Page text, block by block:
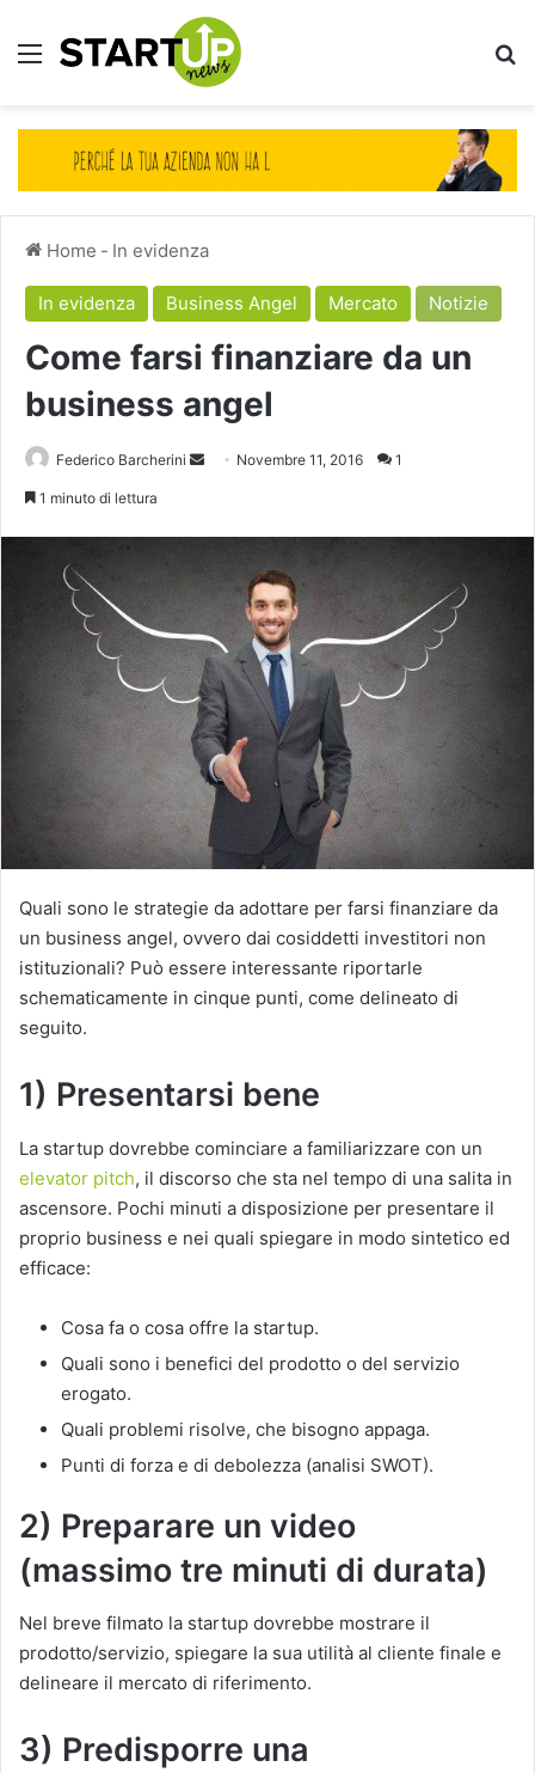
Menu
Home - In evidenza
In evidenza Business Angel Mercato Notizie
Come farsi finanziare da un
business angel
Federico Barcherini
Invia Novembre 11, 2016 1
1 minuto di lettura
Quali sono le strategie da adottare per farsi finanziare da
un business angel, ovvero dai cosiddetti investitori non
istituzionali? Può essere interessante riportarle
schematicamente in cinque punti, come delineato di
seguito.
1) Presentarsi bene
La startup dovrebbe cominciare a familiarizzare con un
elevator pitch, il discorso che sta nel tempo di una salita in
ascensore. Pochi minuti a disposizione per presentare il
proprio business e nei quali spiegare in modo sintetico ed
efficace:
Cosa fa o cosa offre la startup.
Quali sono i benefici del prodotto o del servizio
erogato.
Quali problemi risolve, che bisogno appaga.
Punti di forza e di debolezza (analisi SWOT).
2) Preparare un video
(massimo tre minuti di durata)
Nel breve filmato la startup dovrebbe mostrare il
prodotto/servizio, spiegare la sua utilità al cliente finale e
delineare il mercato di riferimento.
3) Predisporre una